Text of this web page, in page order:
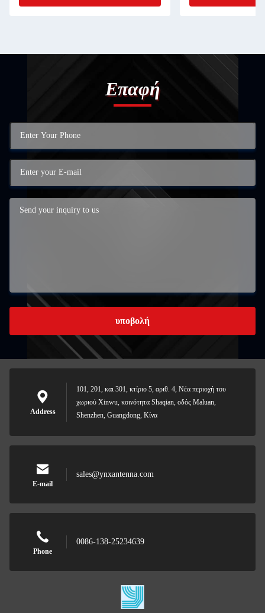
Επαφή
υποβολή
Address
101, 201, και 301, κτίριο 5, αριθ. 4, Νέα περιοχή του
χωριού Xinwu, κοινότητα Shaqian, οδός Maluan,
Shenzhen, Guangdong, Κίνα
E-mail
sales@ynxantenna.com
Phone
0086-138-25234639